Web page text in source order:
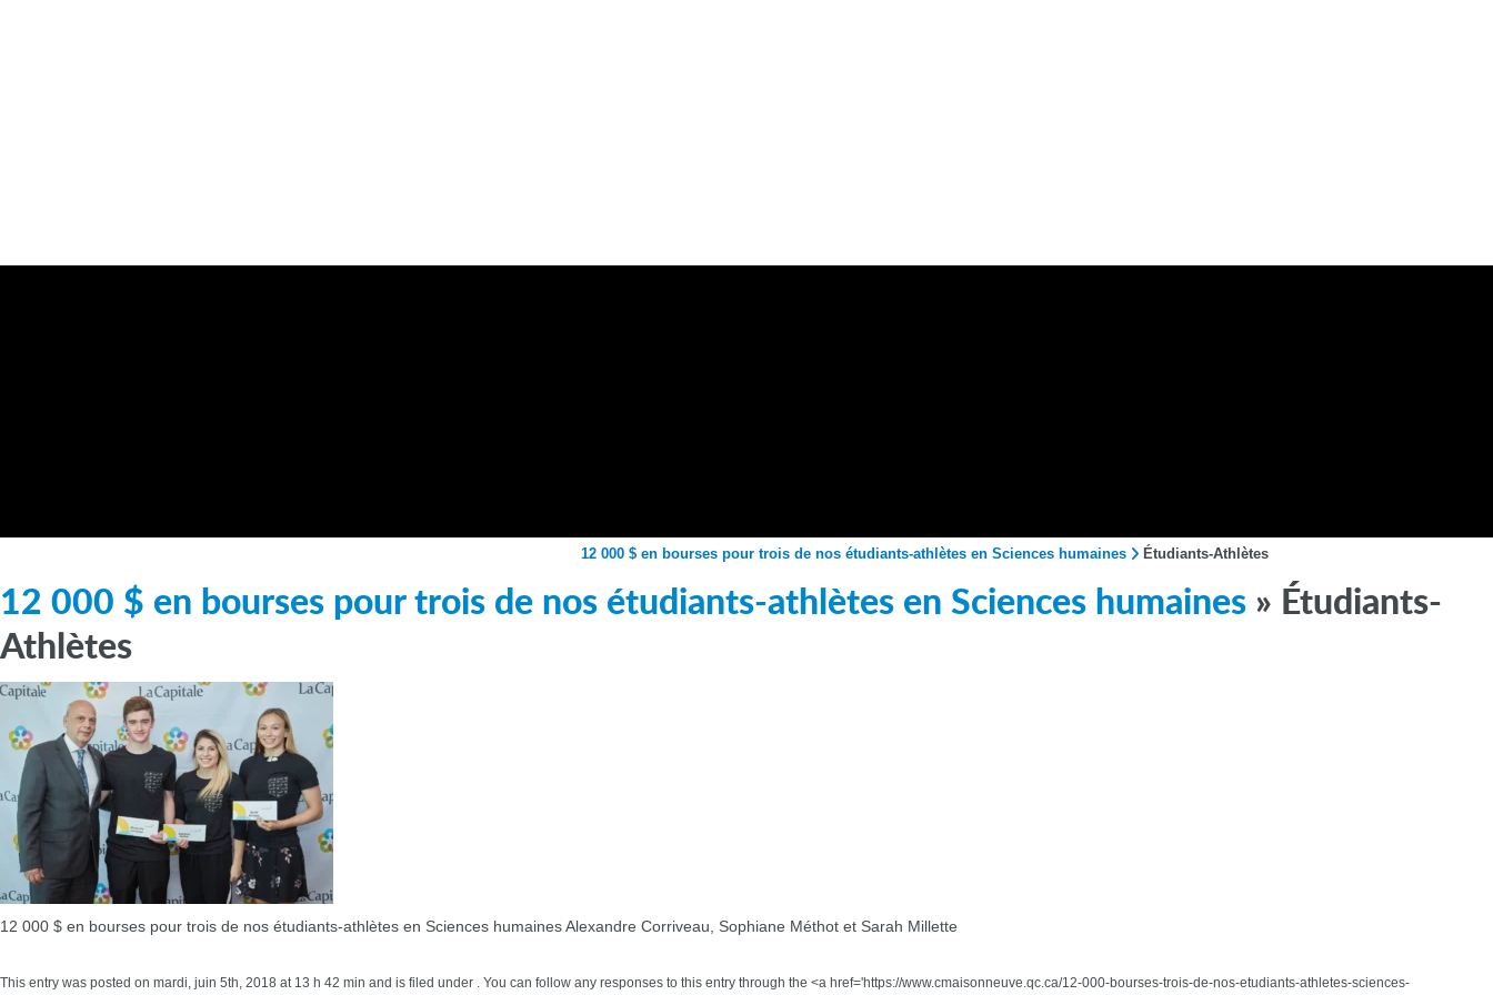
12 000 $ en bourses pour trois de nos étudiants-athlètes en Sciences humaines Étudiants-Athlètes
12 000 $ en bourses pour trois de nos étudiants-athlètes en Sciences humaines » Étudiants-
Athlètes
12 000 $ en bourses pour trois de nos étudiants-athlètes en Sciences humaines Alexandre Corriveau, Sophiane Méthot et Sarah Millette
This entry was posted on mardi, juin 5th, 2018 at 13 h 42 min and is filed under . You can follow any responses to this entry through the <a href='https://www.cmaisonneuve.qc.ca/12-000-bourses-trois-de-nos-etudiants-athletes-sciences-